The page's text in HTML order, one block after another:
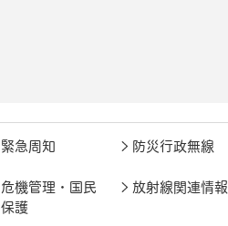
緊急周知 防災行政無線
危機管理・国民
保護
放射線関連情報